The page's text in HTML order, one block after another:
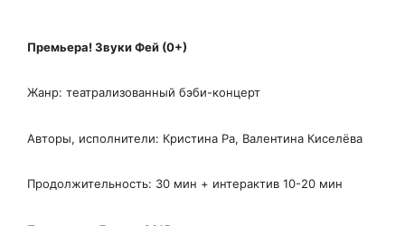
Премьера! Звуки Фей (0+)
Жанр: театрализованный бэби-концерт
Авторы, исполнители: Кристина Ра, Валентина Киселёва
Продолжительность: 30 мин + интерактив 10-20 мин